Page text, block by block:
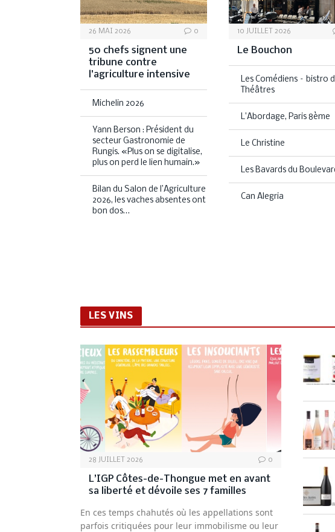
26 MAI 2026 0
50 chefs signent une
tribune contre
l’agriculture intensive
Michelin 2026
Yann Berson : Président du
secteur Gastronomie de
Rungis. «Plus on se digitalise,
plus on perd le lien humain.»
Bilan du Salon de l’Agriculture
2026, les vaches absentes ont
bon dos…
10 JUILLET 2026
Le Bouchon
Les Comédiens – bistro
Théâtres
L’Abordage, Paris 8ème
Le Christine
Les Bavards du
Can Alegria
LES VINS
28 JUILLET 2026 0
L’IGP Côtes-de-Thongue met en avant
sa liberté et dévoile ses 7 familles
En ces temps chahutés où les appellations sont
parfois critiquées pour leur immobilisme ou leur